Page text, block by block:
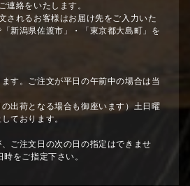
連絡をいたします。
されるお客様はお届け先をご入力いた
新潟県佐渡市」・「東京都大島町」を
す。ご注文が平日の午前中の場合は当
の出荷となる場合も御座います）土日曜
ております。
ご注文日の次の日の指定はできませ
をご指定下さい。